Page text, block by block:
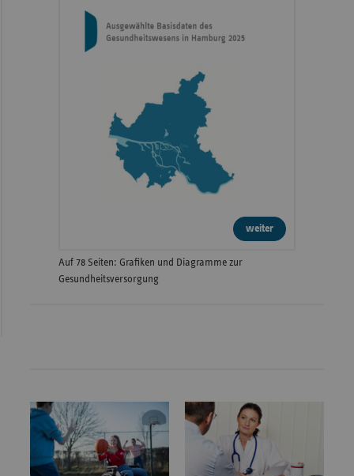
weiter
Auf 78 Seiten: Grafiken und Diagramme zur
Gesundheitsversorgung